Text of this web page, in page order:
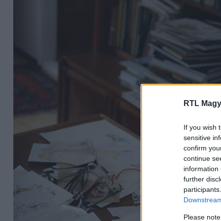
RTL
If you wish
sensitive
confirm
continue
information
further
Please